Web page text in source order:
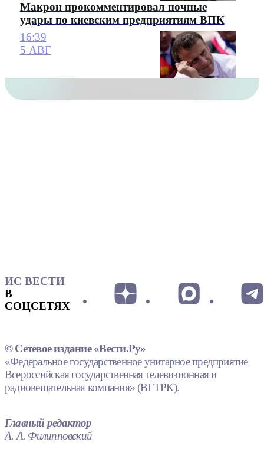
Макрон прокомментировал ночные
удары по киевским предприятиям ВПК
16:39
5 АВГ
ИС ВЕСТИ
В
СОЦСЕТЯХ
© Сетевое издание «Вести.Ру»
«Федеральное государственное унитарное предприятие
Всероссийская государственная телевизионная и
радиовещательная компания» (ВГТРК).
Главный редактор
А. А. Филипповский